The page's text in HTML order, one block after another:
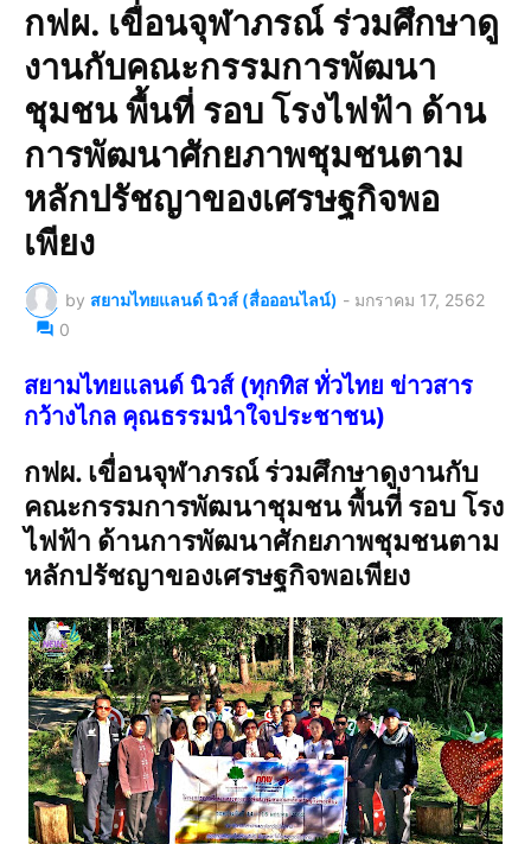
กฟผ. เขื่อนจุฬาภรณ์ ร่วมศึกษาดู
งานกับคณะกรรมการพัฒนา
ชุมชน พื้นที่ รอบ โรงไฟฟ้า ด้าน
การพัฒนาศักยภาพชุมชนตาม
หลักปรัชญาของเศรษฐกิจพอ
เพียง
by สยามไทยแลนด์ นิวส์ (สื่อออนไลน์) - มกราคม 17, 2562
0
สยามไทยแลนด์ นิวส์ (ทุกทิส ทั่วไทย ข่าวสาร
กว้างไกล คุณธรรมนำใจประชาชน)
กฟผ. เขื่อนจุฬาภรณ์ ร่วมศึกษาดูงานกับ
คณะกรรมการพัฒนาชุมชน พื้นที่ รอบ โรง
ไฟฟ้า ด้านการพัฒนาศักยภาพชุมชนตาม
หลักปรัชญาของเศรษฐกิจพอเพียง